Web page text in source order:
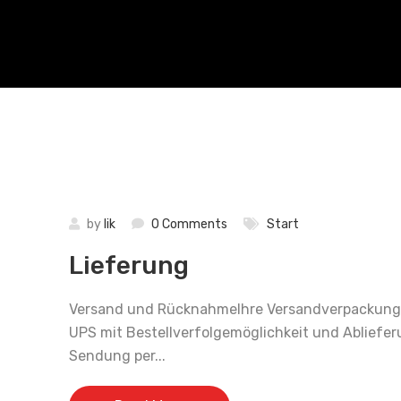
by lik 0 Comments Start
Lieferung
Versand und RücknahmeIhre
UPS mit Bestellverfolgemöglichkeit und
Sendung per...